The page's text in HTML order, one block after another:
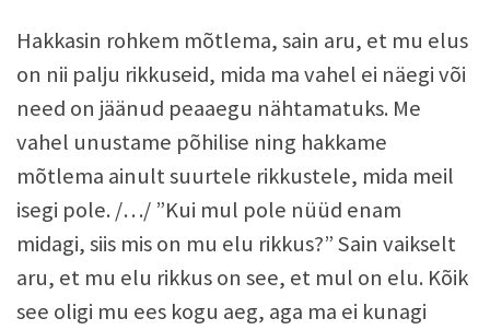
Hakkasin rohkem mõtlema, sain aru, et mu elus
on nii palju rikkuseid, mida ma vahel ei näegi või
need on jäänud peaaegu nähtamatuks. Me
vahel unustame põhilise ning hakkame
mõtlema ainult suurtele rikkustele, mida meil
isegi pole. /…/ ”Kui mul pole nüüd enam
midagi, siis mis on mu elu rikkus?” Sain vaikselt
aru, et mu elu rikkus on see, et mul on elu. Kõik
see oligi mu ees kogu aeg, aga ma ei kunagi